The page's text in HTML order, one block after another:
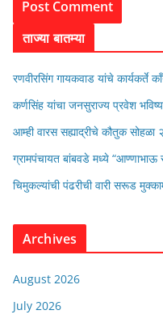
ताज्या बातम्या
रणवीरसिंग गायकवाड यांचे कार्यकर्ते
कर्णसिंह यांचा जनसुराज्य प्रवेश
आम्ही वारस सह्याद्रीचे कौतुक सोहळा
ग्रामपंचायत बांबवडे मध्ये “आण्णाभाऊ
चिमुकल्यांची पंढरीची वारी सरूड
Archives
August 2026
July 2026